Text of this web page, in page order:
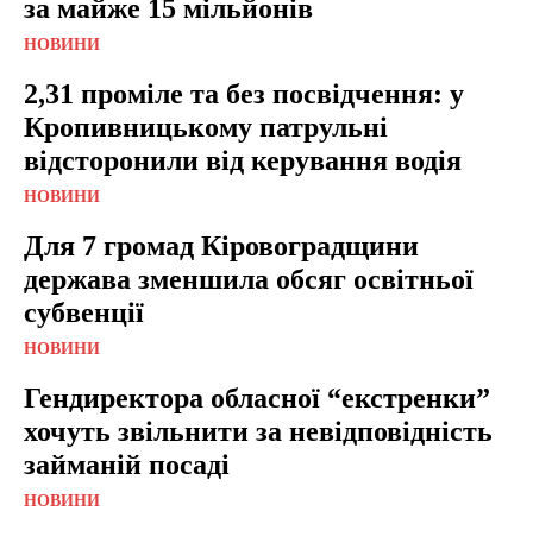
за майже 15 мільйонів
НОВИНИ
2,31 проміле та без посвідчення: у
Кропивницькому патрульні
відсторонили від керування водія
НОВИНИ
Для 7 громад Кіровоградщини
держава зменшила обсяг освітньої
субвенції
НОВИНИ
Гендиректора обласної “екстренки”
хочуть звільнити за невідповідність
займаній посаді
НОВИНИ